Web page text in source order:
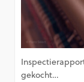
gekocht…